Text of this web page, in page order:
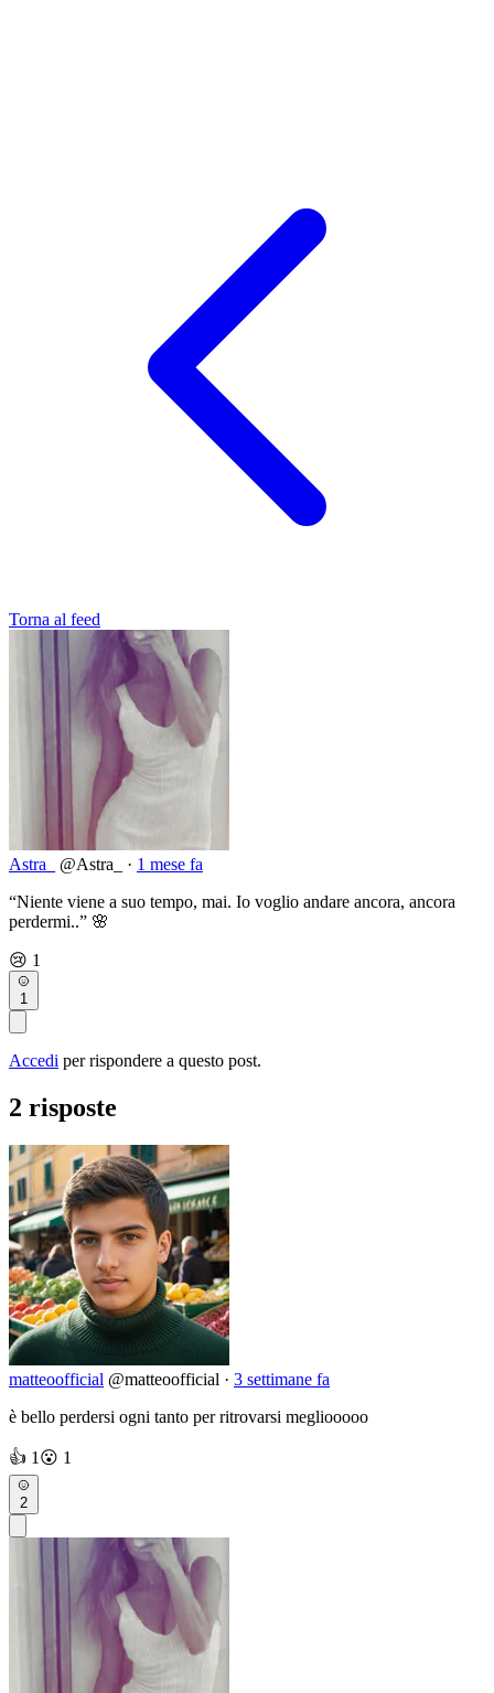
Torna al feed
Astra_ @Astra_ · 1 mese fa
“Niente viene a suo tempo, mai. Io voglio andare ancora, ancora
perdermi..” 🌸
😢 1
1
Accedi per rispondere a questo post.
2 risposte
matteoofficial @matteoofficial · 3 settimane fa
è bello perdersi ogni tanto per ritrovarsi megliooooo
👍 1 😮 1
2